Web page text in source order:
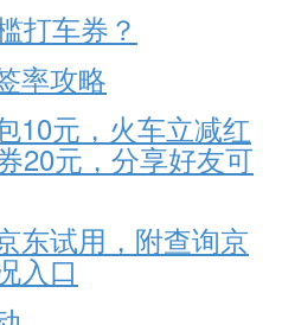
打车券？
率攻略
10元，火车立减红
20元，分享好友可
东试用，附查询京
入口